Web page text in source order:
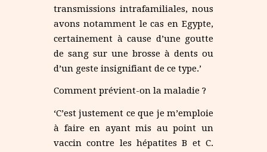
transmissions intrafamiliales, nous
avons notamment le cas en Egypte,
certainement à cause d’une goutte
de sang sur une brosse à dents ou
d’un geste insignifiant de ce type.’
Comment prévient-on la maladie ?
‘C’est justement ce que je m’emploie
à faire en ayant mis au point un
vaccin contre les hépatites B et C.